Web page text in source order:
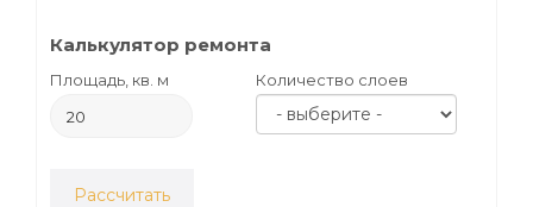
Калькулятор ремонта
Площадь, кв. м Количество слоев
Рассчитать